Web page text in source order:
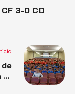
3-0 CD
el